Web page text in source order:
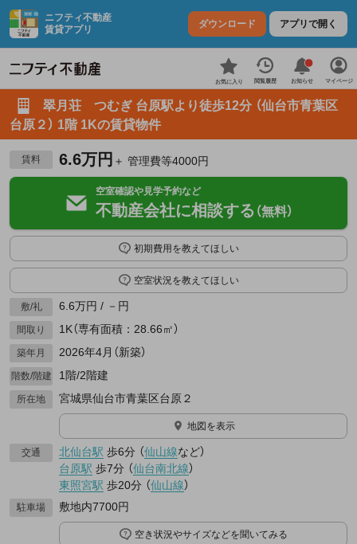
ニフティ不動産
賃貸アプリ
ダウンロード アプリで開く
お気に入り 閲覧履歴 お知らせ マイページ
翠月荘 つむぎ 台原駅より徒歩12分 （仙台市青葉区
台原２） 1階 1Kの賃貸物件
賃料 6.6万円 ＋ 管理費等4000円
空室確認や見学予約など
不動産会社に相談する （無料）
初期費用を教えてほしい
空室状況を教えてほしい
敷/礼 6.6万円 / －円
間取り 1K（専有面積：28.66㎡）
築年月 2026年4月（新築）
階数/階建 1階/2階建
所在地 宮城県仙台市青葉区台原２
地図を表示
交通 北仙台駅 歩6分 （仙山線など）
台原駅 歩7分 （仙台南北線）
東照宮駅 歩20分 （仙山線）
駐車場 敷地内7700円
空き状況やサイズなどを聞いてみる